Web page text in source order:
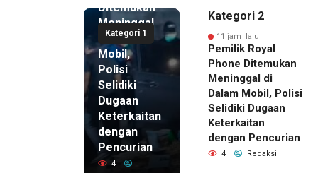
Kategori 1
Ditemukan
Meninggal
di Dalam
Mobil,
Polisi
Selidiki
Dugaan
Keterkaitan
dengan
Pencurian
4
Kategori 2
11 jam lalu
Pemilik Royal
Phone Ditemukan
Meninggal di
Dalam Mobil, Polisi
Selidiki Dugaan
Keterkaitan
dengan Pencurian
4 Redaksi